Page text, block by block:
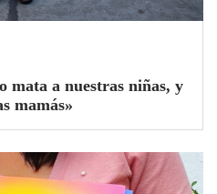
mata a nuestras niñas, y
mamás»